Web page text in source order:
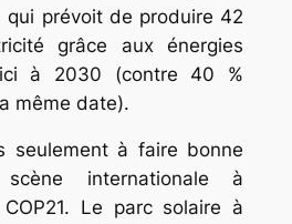
qui prévoit de produire 42
grâce aux énergies
à 2030 (contre 40 %
même date).
seulement à faire bonne
internationale à
Le parc solaire à